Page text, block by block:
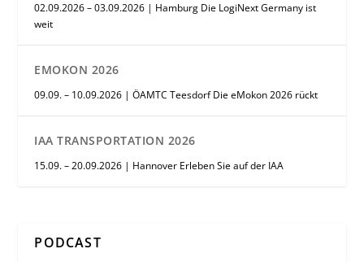
02.09.2026 – 03.09.2026 | Hamburg Die LogiNext Germany ist
weit
EMOKON 2026
09.09. – 10.09.2026 | ÖAMTC Teesdorf Die eMokon 2026 rückt
IAA TRANSPORTATION 2026
15.09. – 20.09.2026 | Hannover Erleben Sie auf der IAA
PODCAST